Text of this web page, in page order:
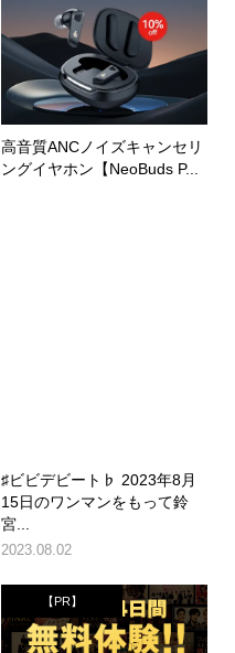
高音質ANCノイズキャンセリ
ングイヤホン【NeoBuds P...
♯ビビデビート♭ 2023年8月
15日のワンマンをもって鈴
宮...
2023.08.02
【PR】